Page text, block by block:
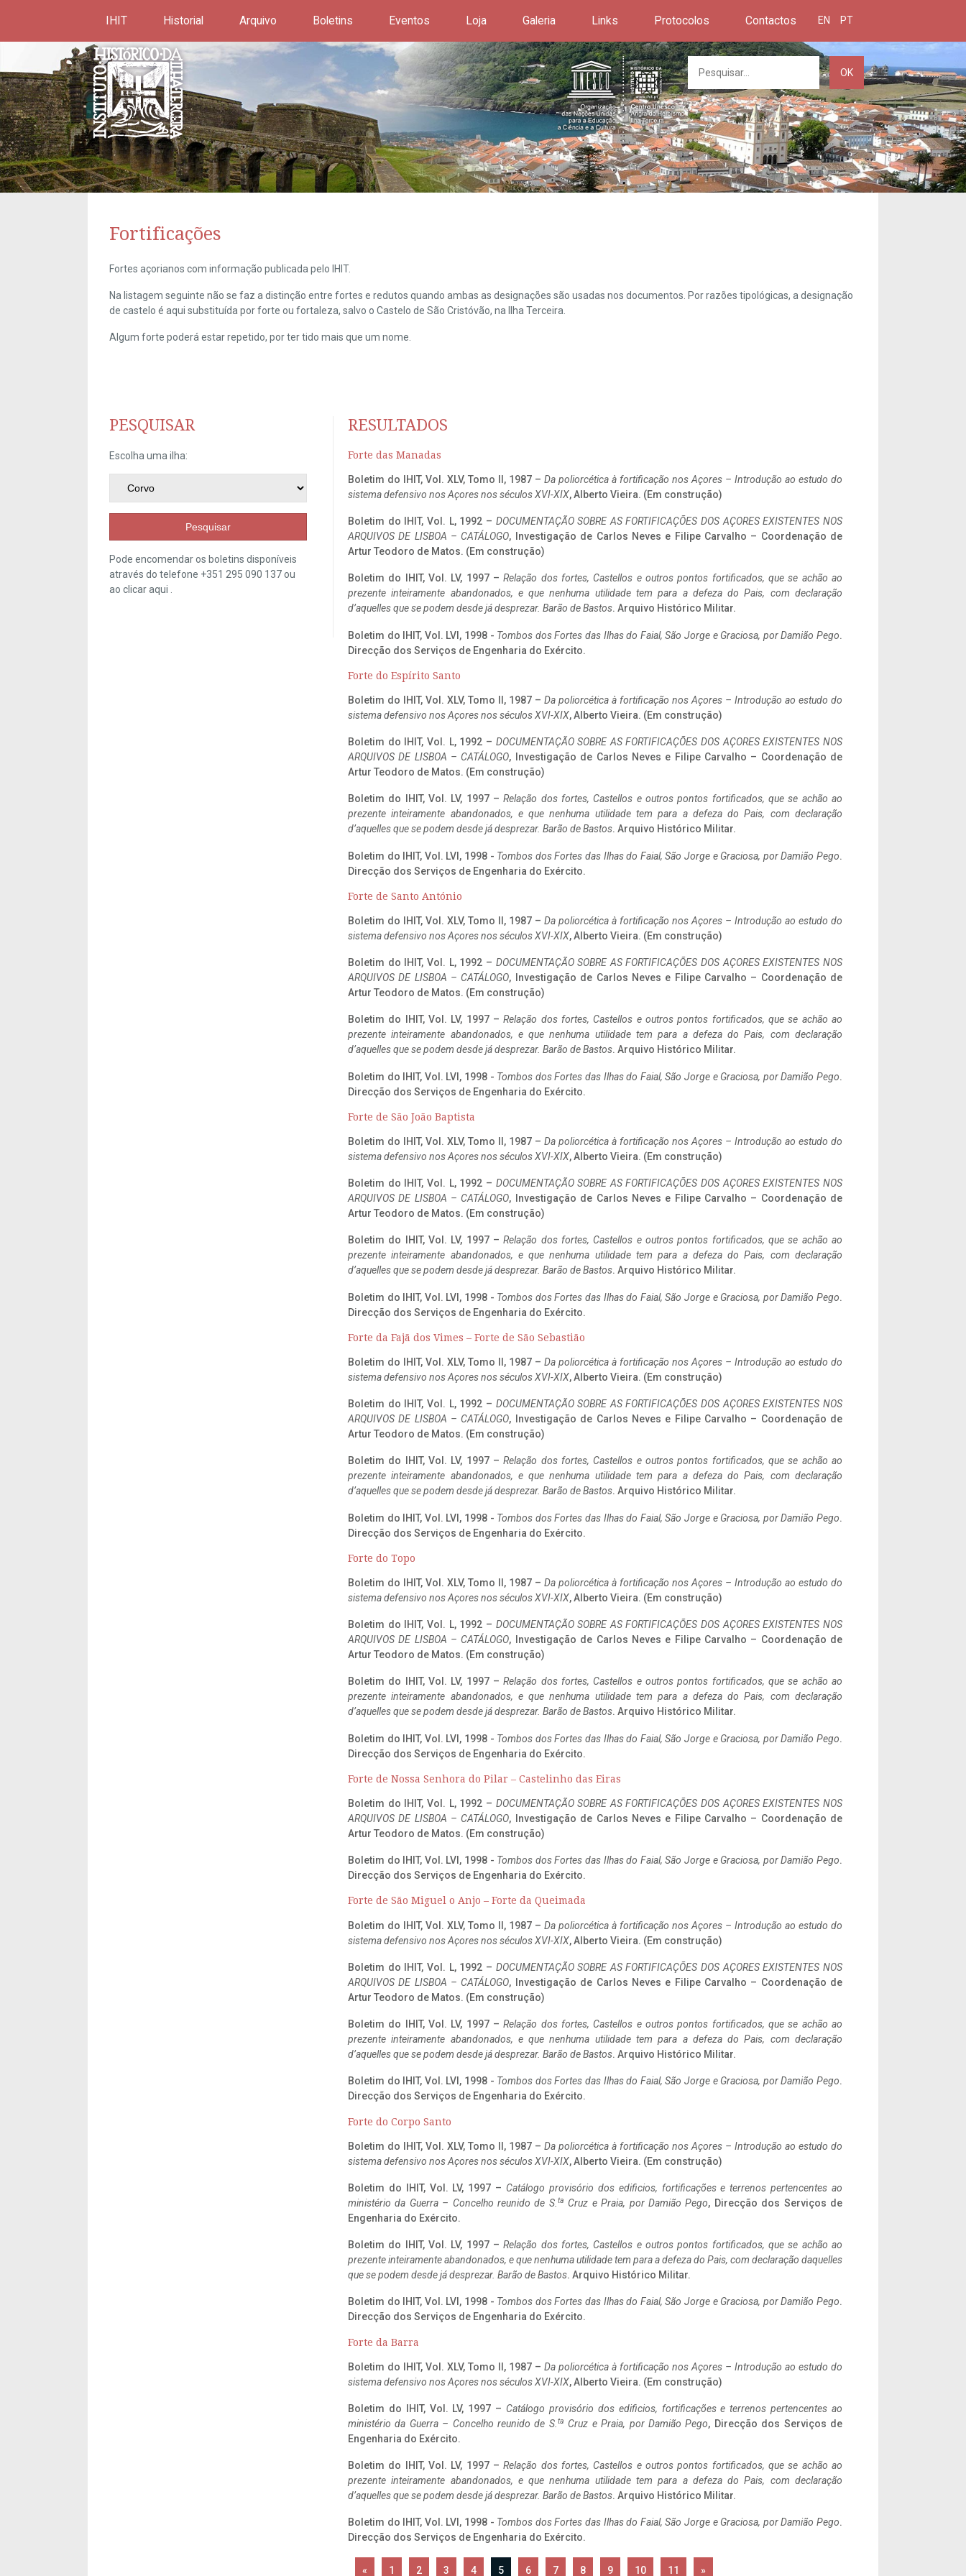
IHIT Historial Arquivo Boletins Eventos Loja Galeria Links Protocolos Contactos EN PT
OK
Fortificações
Fortes açorianos com informação publicada pelo IHIT.
Na listagem seguinte não se faz a distinção entre fortes e redutos quando ambas as designações são usadas nos documentos. Por razões tipológicas, a designação
de castelo é aqui substituída por forte ou fortaleza, salvo o Castelo de São Cristóvão, na Ilha Terceira.
Algum forte poderá estar repetido, por ter tido mais que um nome.
PESQUISAR
Escolha uma ilha:
Pesquisar
Pode encomendar os boletins disponíveis
através do telefone +351 295 090 137 ou
ao clicaraqui
RESULTADOS
Forte das Manadas
Boletim do IHIT, Vol. XLV, Tomo II, 1987 – Da poliorcética à fortificação nos Açores – Introdução ao estudo do
sistema defensivo nos Açores nos séculos XVI-XIX, Alberto Vieira. (Em construção)
Boletim do IHIT, Vol. L, 1992 – DOCUMENTAÇÃO SOBRE AS FORTIFICAÇÕES DOS AÇORES EXISTENTES NOS
ARQUIVOS DE LISBOA – CATÁLOGO, Investigação de Carlos Neves e Filipe Carvalho – Coordenação de
Artur Teodoro de Matos. (Em construção)
Boletim do IHIT, Vol. LV, 1997 –Relação dos fortes, Castellos e outros pontos fortificados, que se achão ao
prezente inteiramente abandonados, e que nenhuma utilidade tem para a defeza do Pais, com declaração
d’aquelles que se podem desde já desprezar. Barão de Bastos. Arquivo Histórico Militar.
Boletim do IHIT, Vol. LVI, 1998 - Tombos dos Fortes das Ilhas do Faial, São Jorge e Graciosa, por Damião Pego.
Direcção dos Serviços de Engenharia do Exército.
Forte do Espírito Santo
Boletim do IHIT, Vol. XLV, Tomo II, 1987 – Da poliorcética à fortificação nos Açores – Introdução ao estudo do
sistema defensivo nos Açores nos séculos XVI-XIX, Alberto Vieira. (Em construção)
Boletim do IHIT, Vol. L, 1992 – DOCUMENTAÇÃO SOBRE AS FORTIFICAÇÕES DOS AÇORES EXISTENTES NOS
ARQUIVOS DE LISBOA – CATÁLOGO, Investigação de Carlos Neves e Filipe Carvalho – Coordenação de
Artur Teodoro de Matos. (Em construção)
Boletim do IHIT, Vol. LV, 1997 –Relação dos fortes, Castellos e outros pontos fortificados, que se achão ao
prezente inteiramente abandonados, e que nenhuma utilidade tem para a defeza do Pais, com declaração
d’aquelles que se podem desde já desprezar. Barão de Bastos. Arquivo Histórico Militar.
Boletim do IHIT, Vol. LVI, 1998 - Tombos dos Fortes das Ilhas do Faial, São Jorge e Graciosa, por Damião Pego.
Direcção dos Serviços de Engenharia do Exército.
Forte de Santo António
Boletim do IHIT, Vol. XLV, Tomo II, 1987 – Da poliorcética à fortificação nos Açores – Introdução ao estudo do
sistema defensivo nos Açores nos séculos XVI-XIX, Alberto Vieira. (Em construção)
Boletim do IHIT, Vol. L, 1992 – DOCUMENTAÇÃO SOBRE AS FORTIFICAÇÕES DOS AÇORES EXISTENTES NOS
ARQUIVOS DE LISBOA – CATÁLOGO, Investigação de Carlos Neves e Filipe Carvalho – Coordenação de
Artur Teodoro de Matos. (Em construção)
Boletim do IHIT, Vol. LV, 1997 –Relação dos fortes, Castellos e outros pontos fortificados, que se achão ao
prezente inteiramente abandonados, e que nenhuma utilidade tem para a defeza do Pais, com declaração
d’aquelles que se podem desde já desprezar. Barão de Bastos. Arquivo Histórico Militar.
Boletim do IHIT, Vol. LVI, 1998 - Tombos dos Fortes das Ilhas do Faial, São Jorge e Graciosa, por Damião Pego.
Direcção dos Serviços de Engenharia do Exército.
Forte de São João Baptista
Boletim do IHIT, Vol. XLV, Tomo II, 1987 – Da poliorcética à fortificação nos Açores – Introdução ao estudo do
sistema defensivo nos Açores nos séculos XVI-XIX, Alberto Vieira. (Em construção)
Boletim do IHIT, Vol. L, 1992 – DOCUMENTAÇÃO SOBRE AS FORTIFICAÇÕES DOS AÇORES EXISTENTES NOS
ARQUIVOS DE LISBOA – CATÁLOGO, Investigação de Carlos Neves e Filipe Carvalho – Coordenação de
Artur Teodoro de Matos. (Em construção)
Boletim do IHIT, Vol. LV, 1997 –Relação dos fortes, Castellos e outros pontos fortificados, que se achão ao
prezente inteiramente abandonados, e que nenhuma utilidade tem para a defeza do Pais, com declaração
d’aquelles que se podem desde já desprezar. Barão de Bastos. Arquivo Histórico Militar.
Boletim do IHIT, Vol. LVI, 1998 - Tombos dos Fortes das Ilhas do Faial, São Jorge e Graciosa, por Damião Pego.
Direcção dos Serviços de Engenharia do Exército.
Forte da Fajã dos Vimes – Forte de São Sebastião
Boletim do IHIT, Vol. XLV, Tomo II, 1987 – Da poliorcética à fortificação nos Açores – Introdução ao estudo do
sistema defensivo nos Açores nos séculos XVI-XIX, Alberto Vieira. (Em construção)
Boletim do IHIT, Vol. L, 1992 – DOCUMENTAÇÃO SOBRE AS FORTIFICAÇÕES DOS AÇORES EXISTENTES NOS
ARQUIVOS DE LISBOA – CATÁLOGO, Investigação de Carlos Neves e Filipe Carvalho – Coordenação de
Artur Teodoro de Matos. (Em construção)
Boletim do IHIT, Vol. LV, 1997 –Relação dos fortes, Castellos e outros pontos fortificados, que se achão ao
prezente inteiramente abandonados, e que nenhuma utilidade tem para a defeza do Pais, com declaração
d’aquelles que se podem desde já desprezar. Barão de Bastos. Arquivo Histórico Militar.
Boletim do IHIT, Vol. LVI, 1998 - Tombos dos Fortes das Ilhas do Faial, São Jorge e Graciosa, por Damião Pego.
Direcção dos Serviços de Engenharia do Exército.
Forte do Topo
Boletim do IHIT, Vol. XLV, Tomo II, 1987 – Da poliorcética à fortificação nos Açores – Introdução ao estudo do
sistema defensivo nos Açores nos séculos XVI-XIX, Alberto Vieira. (Em construção)
Boletim do IHIT, Vol. L, 1992 – DOCUMENTAÇÃO SOBRE AS FORTIFICAÇÕES DOS AÇORES EXISTENTES NOS
ARQUIVOS DE LISBOA – CATÁLOGO, Investigação de Carlos Neves e Filipe Carvalho – Coordenação de
Artur Teodoro de Matos. (Em construção)
Boletim do IHIT, Vol. LV, 1997 –Relação dos fortes, Castellos e outros pontos fortificados, que se achão ao
prezente inteiramente abandonados, e que nenhuma utilidade tem para a defeza do Pais, com declaração
d’aquelles que se podem desde já desprezar. Barão de Bastos. Arquivo Histórico Militar.
Boletim do IHIT, Vol. LVI, 1998 - Tombos dos Fortes das Ilhas do Faial, São Jorge e Graciosa, por Damião Pego.
Direcção dos Serviços de Engenharia do Exército.
Forte de Nossa Senhora do Pilar – Castelinho das Eiras
Boletim do IHIT, Vol. L, 1992 – DOCUMENTAÇÃO SOBRE AS FORTIFICAÇÕES DOS AÇORES EXISTENTES NOS
ARQUIVOS DE LISBOA – CATÁLOGO, Investigação de Carlos Neves e Filipe Carvalho – Coordenação de
Artur Teodoro de Matos. (Em construção)
Boletim do IHIT, Vol. LVI, 1998 - Tombos dos Fortes das Ilhas do Faial, São Jorge e Graciosa, por Damião Pego.
Direcção dos Serviços de Engenharia do Exército.
Forte de São Miguel o Anjo – Forte da Queimada
Boletim do IHIT, Vol. XLV, Tomo II, 1987 – Da poliorcética à fortificação nos Açores – Introdução ao estudo do
sistema defensivo nos Açores nos séculos XVI-XIX, Alberto Vieira. (Em construção)
Boletim do IHIT, Vol. L, 1992 – DOCUMENTAÇÃO SOBRE AS FORTIFICAÇÕES DOS AÇORES EXISTENTES NOS
ARQUIVOS DE LISBOA – CATÁLOGO, Investigação de Carlos Neves e Filipe Carvalho – Coordenação de
Artur Teodoro de Matos. (Em construção)
Boletim do IHIT, Vol. LV, 1997 –Relação dos fortes, Castellos e outros pontos fortificados, que se achão ao
prezente inteiramente abandonados, e que nenhuma utilidade tem para a defeza do Pais, com declaração
d’aquelles que se podem desde já desprezar. Barão de Bastos. Arquivo Histórico Militar.
Boletim do IHIT, Vol. LVI, 1998 - Tombos dos Fortes das Ilhas do Faial, São Jorge e Graciosa, por Damião Pego.
Direcção dos Serviços de Engenharia do Exército.
Forte do Corpo Santo
Boletim do IHIT, Vol. XLV, Tomo II, 1987 – Da poliorcética à fortificação nos Açores – Introdução ao estudo do
sistema defensivo nos Açores nos séculos XVI-XIX, Alberto Vieira. (Em construção)
Boletim do IHIT, Vol. LV, 1997 – Catálogo provisório dos edificios, fortificações e terrenos pertencentes ao
ministério da Guerra – Concelho reunido de S. ta Cruz e Praia, por Damião Pego, Direcção dos Serviços de
Engenharia do Exército.
Boletim do IHIT, Vol. LV, 1997 –Relação dos fortes, Castellos e outros pontos fortificados, que se achão ao
prezente inteiramente abandonados, e que nenhuma utilidade tem para a defeza do Pais, com declaração daquelles
que se podem desde já desprezar. Barão de Bastos. Arquivo Histórico Militar.
Boletim do IHIT, Vol. LVI, 1998 - Tombos dos Fortes das Ilhas do Faial, São Jorge e Graciosa, por Damião Pego.
Direcção dos Serviços de Engenharia do Exército.
Forte da Barra
Boletim do IHIT, Vol. XLV, Tomo II, 1987 – Da poliorcética à fortificação nos Açores – Introdução ao estudo do
sistema defensivo nos Açores nos séculos XVI-XIX, Alberto Vieira. (Em construção)
Boletim do IHIT, Vol. LV, 1997 – Catálogo provisório dos edificios, fortificações e terrenos pertencentes ao
ministério da Guerra – Concelho reunido de S. ta Cruz e Praia, por Damião Pego, Direcção dos Serviços de
Engenharia do Exército.
Boletim do IHIT, Vol. LV, 1997 –Relação dos fortes, Castellos e outros pontos fortificados, que se achão ao
prezente inteiramente abandonados, e que nenhuma utilidade tem para a defeza do Pais, com declaração
d’aquelles que se podem desde já desprezar. Barão de Bastos. Arquivo Histórico Militar.
Boletim do IHIT, Vol. LVI, 1998 - Tombos dos Fortes das Ilhas do Faial, São Jorge e Graciosa, por Damião Pego.
Direcção dos Serviços de Engenharia do Exército.
« 1 2 3 4 5 6 7 8 9 10 11 »